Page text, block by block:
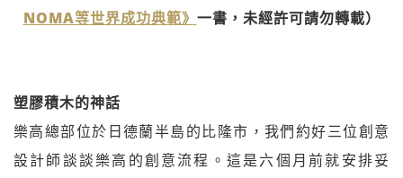
NOMA等世界成功典範》 一書，未經許可請勿轉載）
塑膠積木的神話
樂高總部位於日德蘭半島的比隆市，我們約好三位創意
設計師談談樂高的創意流程。這是六個月前就安排妥